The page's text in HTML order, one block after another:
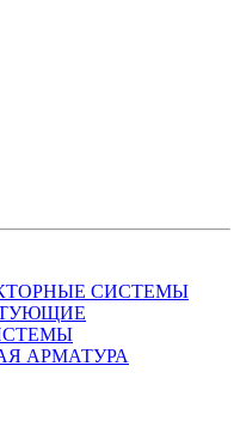
СИСТЕМЫ
АРМАТУРА